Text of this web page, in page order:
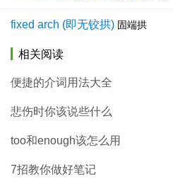
fixed arch (即无铰拱) 固端拱
相关阅读
便捷的介词用法大全
悲伤时你该说些什么
too和enough该怎么用
7招教你做好笔记